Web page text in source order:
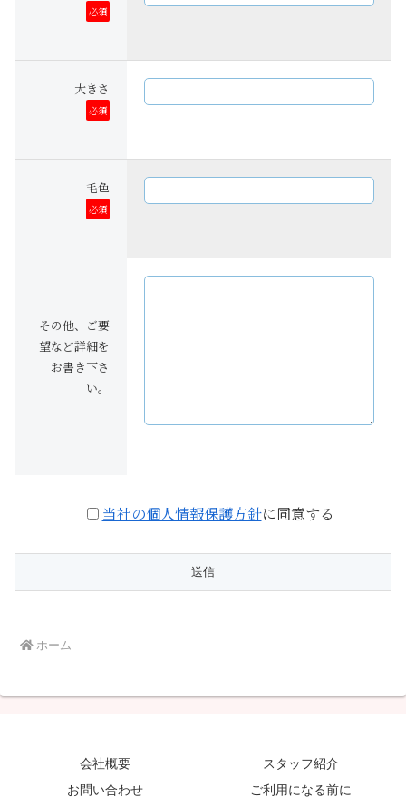
必須
大きさ
必須
毛色
必須
その他、ご要
望など詳細を
お書き下さ
い。
当社の個人情報保護方針に同意する
ホーム
会社概要
スタッフ紹介
お問い合わせ
ご利用になる前に